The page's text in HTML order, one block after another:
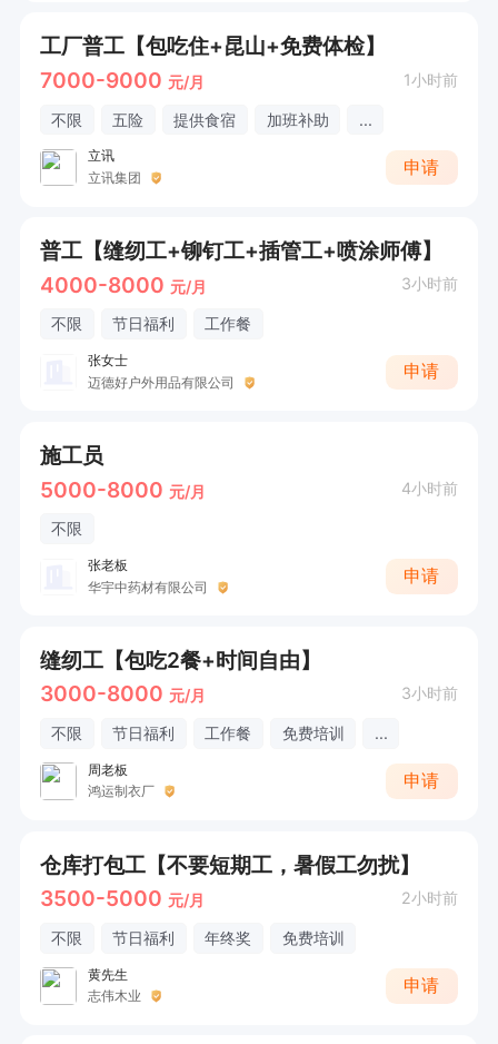
工厂普工【包吃住+昆山+免费体检】
7000-9000 元/月 1小时前
不限 五险 提供食宿 加班补助 ...
立讯
立讯集团
申请
普工【缝纫工+铆钉工+插管工+喷涂师傅】
4000-8000 元/月 3小时前
不限 节日福利 工作餐
张女士
迈德好户外用品有限公司
申请
施工员
5000-8000 元/月 4小时前
不限
张老板
华宇中药材有限公司
申请
缝纫工【包吃2餐+时间自由】
3000-8000 元/月 3小时前
不限 节日福利 工作餐 免费培训 ...
周老板
鸿运制衣厂
申请
仓库打包工【不要短期工，暑假工勿扰】
3500-5000 元/月 2小时前
不限 节日福利 年终奖 免费培训
黄先生
志伟木业
申请